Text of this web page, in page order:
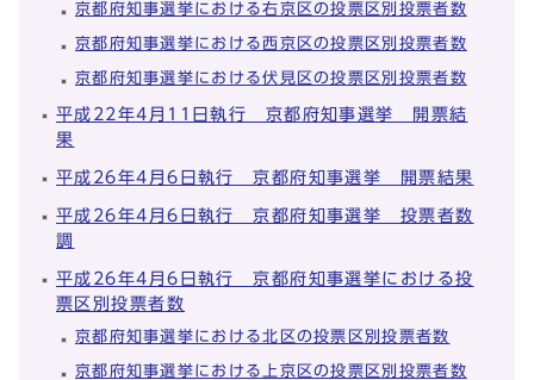
京都府知事選挙における右京区の投票区別投票者数
京都府知事選挙における西京区の投票区別投票者数
京都府知事選挙における伏見区の投票区別投票者数
平成22年4月11日執行 京都府知事選挙 開票結
果
平成26年4月6日執行 京都府知事選挙 開票結果
平成26年4月6日執行 京都府知事選挙 投票者数
調
平成26年4月6日執行 京都府知事選挙における投
票区別投票者数
京都府知事選挙における北区の投票区別投票者数
京都府知事選挙における上京区の投票区別投票者数